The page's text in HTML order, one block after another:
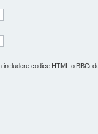
codice HTML o